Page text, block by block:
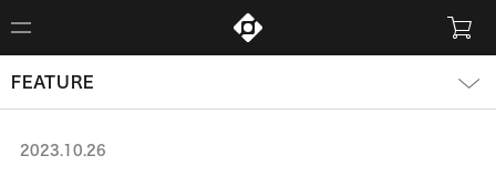
FEATURE
2023.10.26